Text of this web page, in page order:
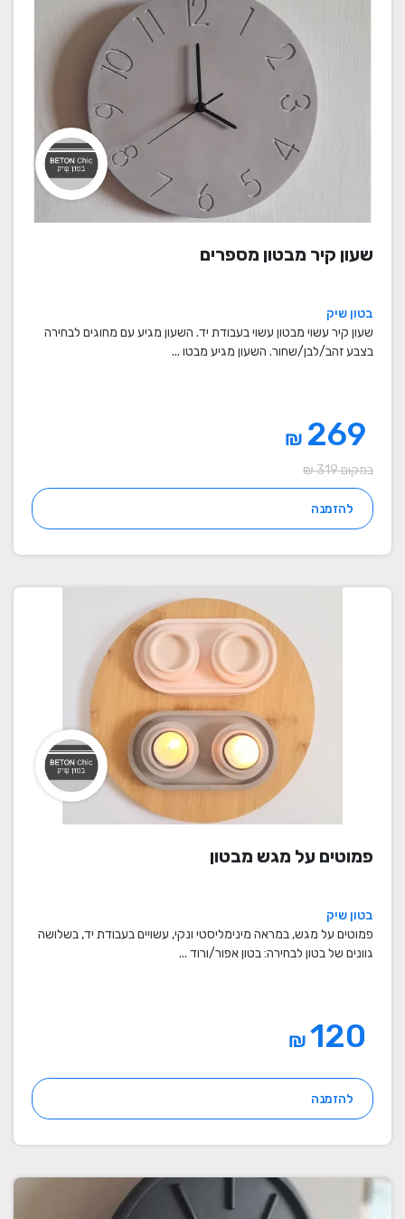
שעון קיר מבטון מספרים
בטון שיק
שעון קיר עשוי מבטון עשוי בעבודת יד. השעון מגיע עם מחוגים לבחירה
בצבע זהב/לבן/שחור. השעון מגיע מבטו ...
₪
במקום 319 ₪
להזמנה
פמוטים על מגש מבטון
בטון שיק
פמוטים על מגש, במראה מינימליסטי ונקי, עשויים בעבודת יד, בשלושה
גוונים של בטון לבחירה: בטון אפור/ורוד ...
₪
להזמנה